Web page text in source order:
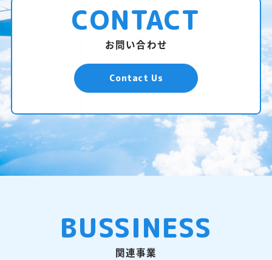
CONTACT
お問い合わせ
Contact Us
BUSSINESS
関連事業